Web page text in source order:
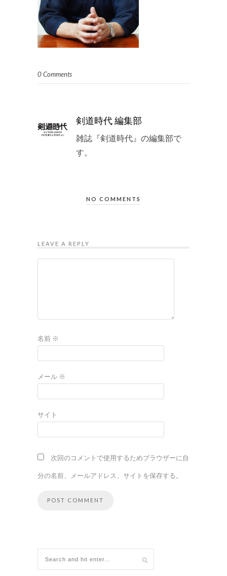
0 Comments
剣道時代 編集部
雑誌『剣道時代』の編集部で
す。
NO COMMENTS
LEAVE A REPLY
名前 ※
メール ※
サイト
次回のコメントで使用するためブラウザーに自
分の名前、メールアドレス、サイトを保存する。